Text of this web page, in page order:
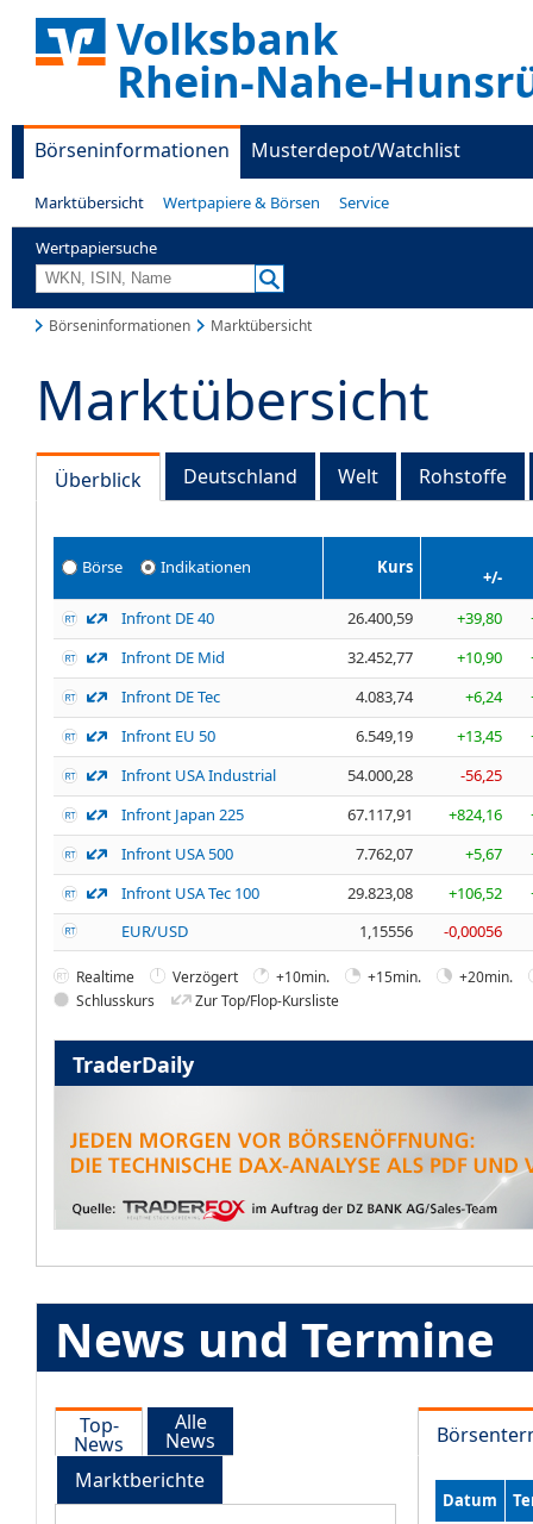
Volksbank
Rhein-Nahe-
Börseninformationen Musterdepot/Watchlist
Marktübersicht Wertpapiere & Börsen Service
Wertpapiersuche
Börseninformationen Marktübersicht
Marktübersicht
Überblick Deutschland Welt Rohstoffe
Börse Indikationen Kurs
+/-
Infront DE 40
26.400,59 +39,80
Infront DE Mid
32.452,77 +10,90
Infront DE Tec
4.083,74 +6,24
Infront EU 50
6.549,19 +13,45
Infront USA Industrial
54.000,28
-56,25
Infront Japan 225
67.117,91 +824,16
Infront USA 500
7.762,07 +5,67
Infront USA Tec 100
29.823,08 +106,52
EUR/USD
1,15556 -0,00056
Realtime Verzögert +10min. +15min.
+20min.
Schlusskurs
Zur Top/Flop-Kursliste
TraderDaily
News und Termine
Top-
News
Alle
News
Marktberichte
Datum